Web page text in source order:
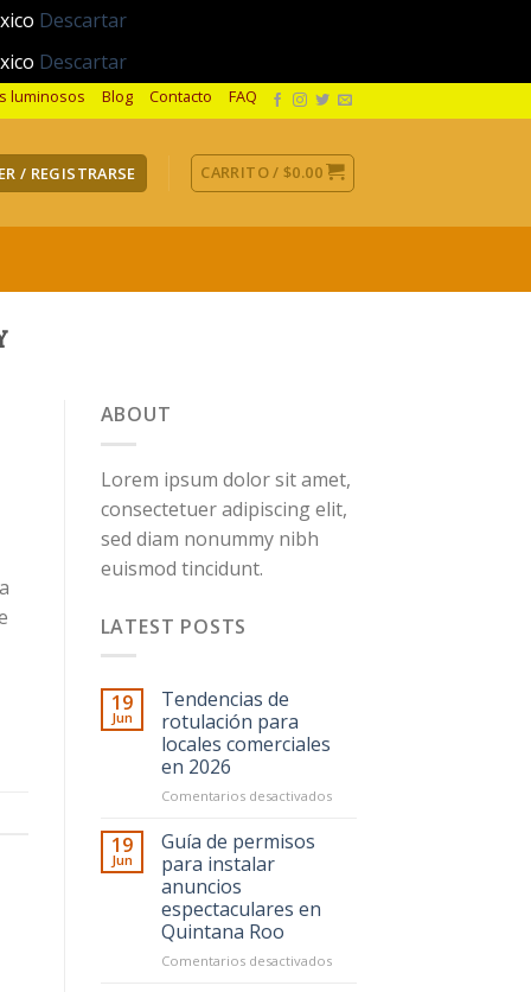
Descartar
Descartar
luminosos Blog Contacto FAQ
/ REGISTRARSE CARRITO /$0.00
ABOUT
Lorem ipsum dolor sit amet,
consectetuer adipiscing elit,
sed diam nonummy nibh
euismod tincidunt.
LATEST POSTS
19
Jun
Tendencias de
rotulación para
locales comerciales
en 2026
Comentarios desactivadosen
2026
19
Jun
Guía de permisos
para instalar
anuncios
espectaculares en
Quintana Roo
Comentarios desactivadosen